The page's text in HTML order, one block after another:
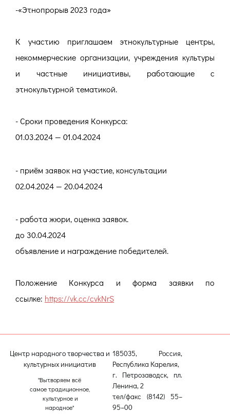
-«Этнопрорыв 2023 года»
К участию приглашаем этнокультурные центры,
некоммерческие организации, учреждения культуры
и частные инициативы, работающие с
этнокультурной тематикой.
- Сроки проведения Конкурса:
01.03.2024 — 01.04.2024
- приём заявок на участие, консультации
02.04.2024 — 20.04.2024
- работа жюри, оценка заявок.
до 30.04.2024
объявление и награждение победителей.
Положение Конкурса и форма заявки по
ссылке: https://vk.cc/cvkNrS
Центр народного творчества и
культурных инициатив
"Вытворяем всё
самое традиционное,
культурное и
народное"
185035, Россия,
Республика Карелия,
г. Петрозаводск, пл.
Ленина, 2
тел/факс (8142) 55–
95–00